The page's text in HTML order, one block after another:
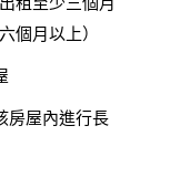
個月以上）
房屋內進行長